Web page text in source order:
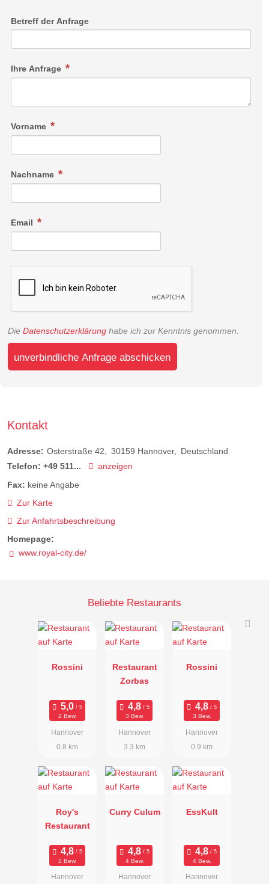
Betreff der Anfrage
Ihre Anfrage
Vorname
Nachname
Email
Die Datenschutzerklärung habe ich zur Kenntnis genommen.
unverbindliche Anfrage abschicken
Kontakt
Adresse: Osterstraße 42 30159 Hannover
Deutschland
Telefon: +49 511...
anzeigen
Fax: keine Angabe
Zur Karte
Zur Anfahrtsbeschreibung
Homepage:
www.royal-city.de/
Beliebte Restaurants
Rossini
2 Bew.
Hannover
0.8 km
Restaurant
Zorbas
3 Bew.
Hannover
3.3 km
Rossini
3 Bew.
Hannover
0.9 km
Roy's
Restaurant
2 Bew.
Hannover
Curry Culum
4 Bew.
Hannover
EssKult
4 Bew.
Hannover